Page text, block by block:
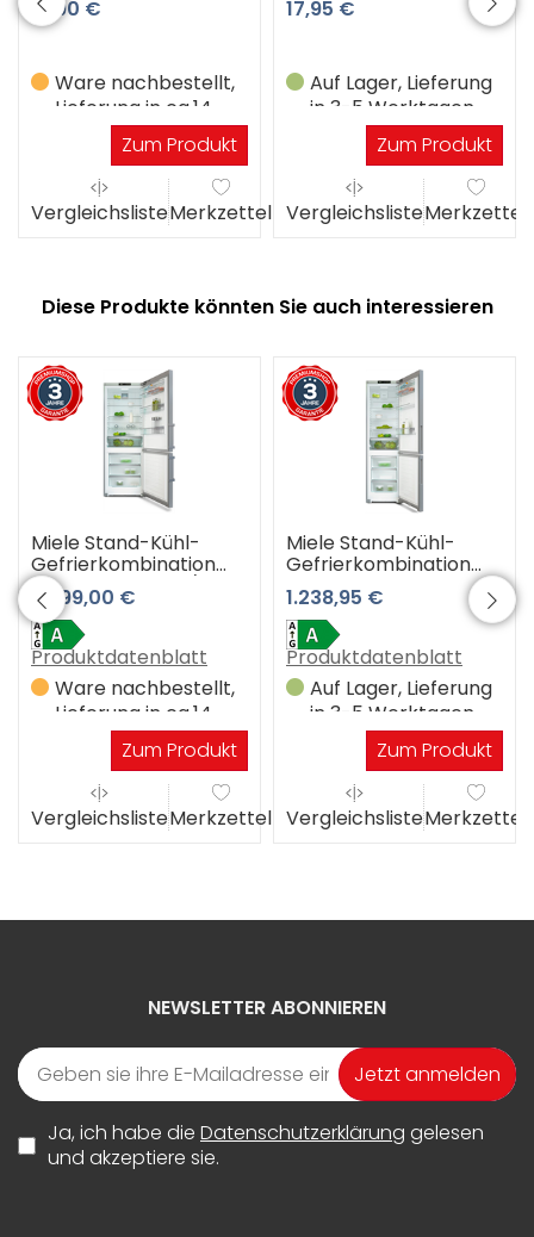
51,90 €
Ware nachbestellt,
Lieferung in ca.14
WerktagenZum Produkt
VergleichslisteMerkzettel
17,95 €
Auf Lager, Lieferung
in 3-5 Werktagen
Zum Produkt
VergleichslisteMerkzettel
Diese Produkte könnten Sie auch interessieren
Miele Stand-Kühl-
Gefrierkombination
KFN 4796 AD edt/cs
(Edelstahltür-
CleanSteel) 3 Jahre
Premiumshop
Garantie
2.299,00 €
Produktdatenblatt
Ware nachbestellt,
Lieferung in ca.14
WerktagenZum Produkt
VergleichslisteMerkzettel
Miele Stand-Kühl-
Gefrierkombination
KFN 4291 AD el
(Edelstahllook) 3
Jahre Premiumshop
Garantie
1.238,95 €
Produktdatenblatt
Auf Lager, Lieferung
in 3-5 Werktagen
Zum Produkt
VergleichslisteMerkzettel
NEWSLETTER ABONNIEREN
Jetzt anmelden
Ja, ich habe die Datenschutzerklärung gelesen
und akzeptiere sie.